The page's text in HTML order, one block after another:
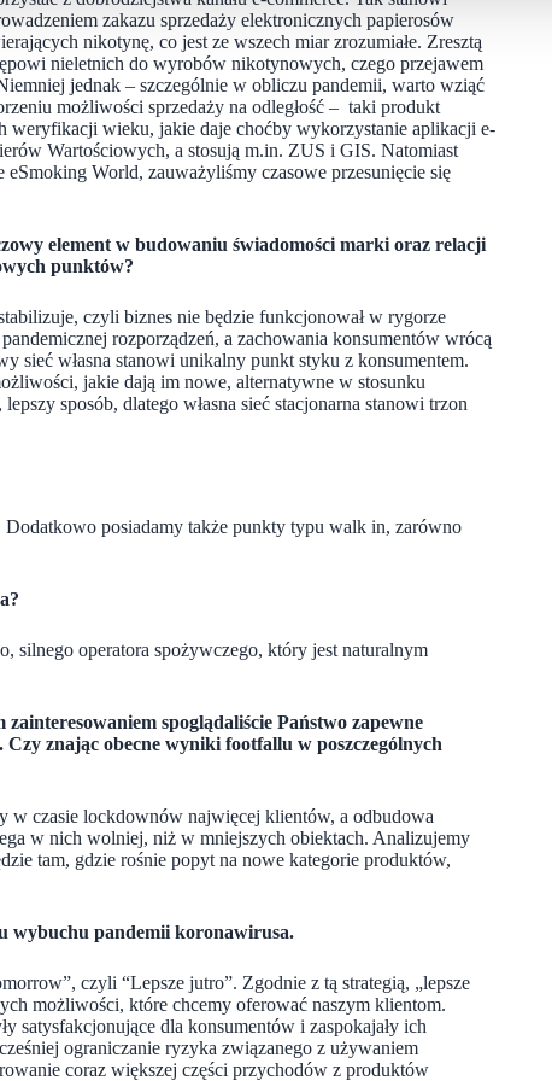
zakazu sprzedaży elektronicznych papierosów
nikotynę, co jest ze wszech miar zrozumiałe. Zresztą
nieletnich do wyrobów nikotynowych, czego przejawem
jednak – szczególnie w obliczu pandemii, warto wziąć
możliwości sprzedaży na odległość – taki produkt
weryfikacji wieku, jakie daje choćby wykorzystanie aplikacji e-
Wartościowych, a stosują m.in. ZUS i GIS. Natomiast
World, zauważyliśmy czasowe przesunięcie się
element w budowaniu świadomości marki oraz relacji
punktów?
czyli biznes nie będzie funkcjonował w rygorze
rozporządzeń, a zachowania konsumentów wrócą
sieć własna stanowi unikalny punkt styku z konsumentem.
jakie dają im nowe, alternatywne w stosunku
sposób, dlatego własna sieć stacjonarna stanowi trzon
posiadamy także punkty typu walk in, zarówno
silnego operatora spożywczego, który jest naturalnym
spoglądaliście Państwo zapewne
znając obecne wyniki footfallu w poszczególnych
w czasie lockdownów najwięcej klientów, a odbudowa
w nich wolniej, niż w mniejszych obiektach. Analizujemy
tam, gdzie rośnie popyt na nowe kategorie produktów,
wybuchu pandemii koronawirusa.
czyli “Lepsze jutro”. Zgodnie z tą strategią, „lepsze
możliwości, które chcemy oferować naszym klientom.
dla konsumentów i zaspokajały ich
ograniczanie ryzyka związanego z używaniem
coraz większej części przychodów z produktów